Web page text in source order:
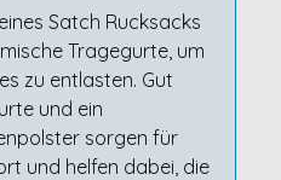
Satch Rucksacks
Tragegurte, um
zu entlasten. Gut
und ein
sorgen für
und helfen dabei, die